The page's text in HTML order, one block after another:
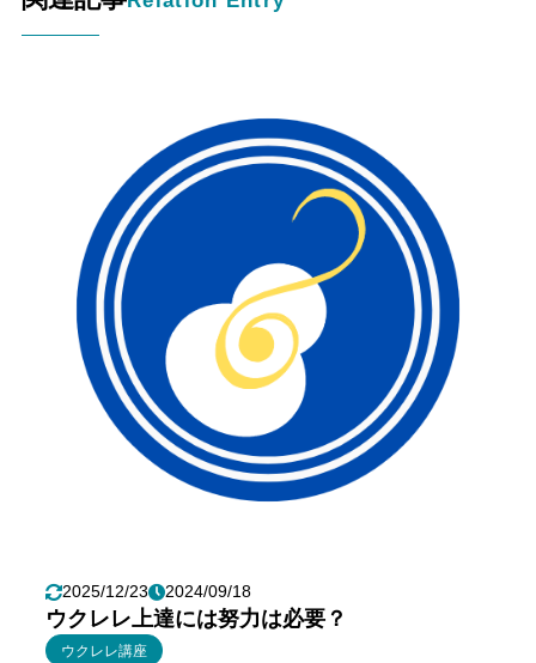
2025/12/23 2024/09/18
ウクレレ上達には努力は必要？
ウクレレ講座